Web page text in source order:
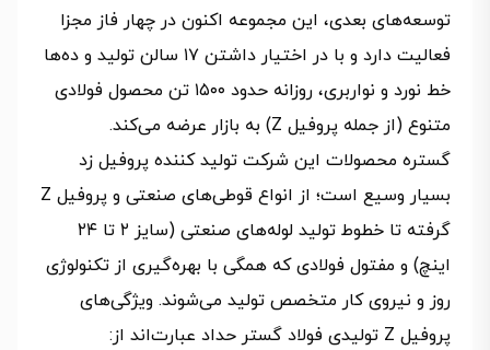
توسعه‌های بعدی، این مجموعه اکنون در چهار فاز مجزا
فعالیت دارد و با در اختیار داشتن ۱۷ سالن تولید و ده‌ها
خط نورد و نواربری، روزانه حدود ۱۵۰۰ تن محصول فولادی
متنوع (از جمله پروفیل Z) به بازار عرضه می‌کند.
گستره محصولات این شرکت تولید کننده پروفیل زد
بسیار وسیع است؛ از انواع قوطی‌های صنعتی و پروفیل Z
گرفته تا خطوط تولید لوله‌های صنعتی (سایز ۲ تا ۲۴
اینچ) و مفتول فولادی که همگی با بهره‌گیری از تکنولوژی
روز و نیروی کار متخصص تولید می‌شوند. ویژگی‌های
پروفیل Z تولیدی فولاد گستر حداد عبارت‌اند از: